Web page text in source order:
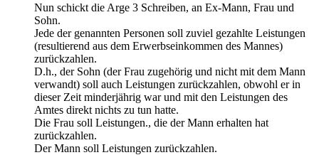
Nun schickt die Arge 3 Schreiben, an Ex-Mann, Frau und
Sohn.
Jede der genannten Personen soll zuviel gezahlte Leistungen
(resultierend aus dem Erwerbseinkommen des Mannes)
zurückzahlen.
D.h., der Sohn (der Frau zugehörig und nicht mit dem Mann
verwandt) soll auch Leistungen zurückzahlen, obwohl er in
dieser Zeit minderjährig war und mit den Leistungen des
Amtes direkt nichts zu tun hatte.
Die Frau soll Leistungen., die der Mann erhalten hat
zurückzahlen.
Der Mann soll Leistungen zurückzahlen.